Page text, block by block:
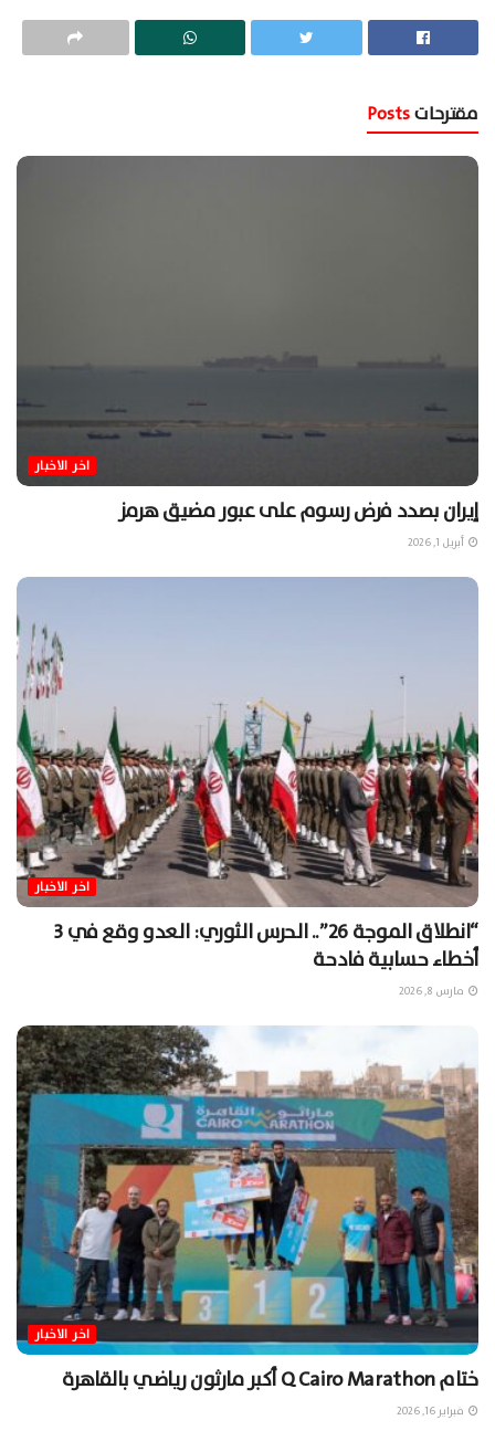
مقترحات
اخر الاخبار
إيران بصدد فرض رسوم على عبور مضيق هرمز
أبريل 1, 2026
اخر الاخبار
“انطلاق الموجة 26”.. الحرس الثوري: العدو وقع في 3
أخطاء حسابية فادحة
مارس 8, 2026
اخر الاخبار
ختام Q Cairo Marathon أكبر مارثون رياضي بالقاهرة
فبراير 16, 2026